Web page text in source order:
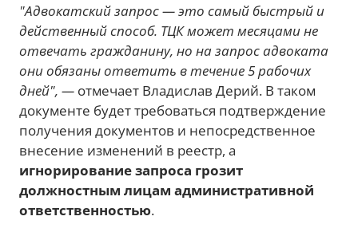
"Адвокатский запрос — это самый быстрый и
действенный способ. ТЦК может месяцами не
отвечать гражданину, но на запрос адвоката
они обязаны ответить в течение 5 рабочих
дней", — отмечает Владислав Дерий. В таком
документе будет требоваться подтверждение
получения документов и непосредственное
внесение изменений в реестр, а
игнорирование запроса грозит
должностным лицам административной
ответственностью.